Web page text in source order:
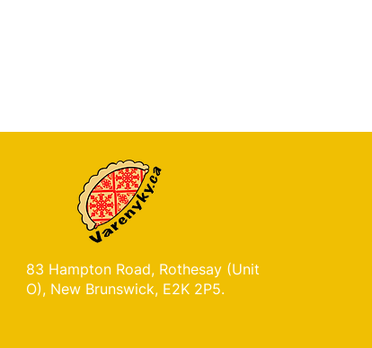
83 Hampton Road, Rothesay (Unit
O), New Brunswick, E2K 2P5.